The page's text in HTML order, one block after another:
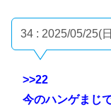
34 : 2025/05/25(
>>22
今のハンゲまじ